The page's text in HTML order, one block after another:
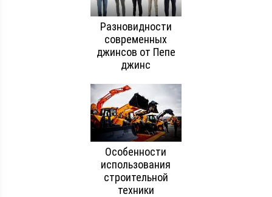
Разновидности
современных
джинсов от Пепе
джинс
Особенности
использования
строительной
техники